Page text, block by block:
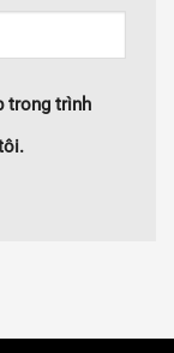
trong trình